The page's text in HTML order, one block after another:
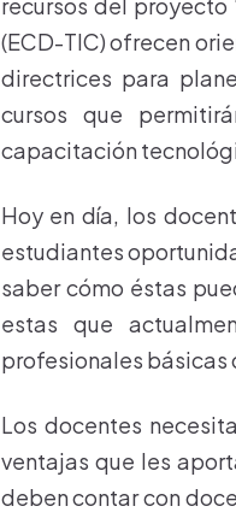
(ECD-TIC) ofrecen
directrices para
cursos que
capacitación
Hoy en día, los
estudiantes
saber cómo éstas
estas que
profesionales básicas
Los docentes
ventajas que les
deben contar con